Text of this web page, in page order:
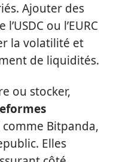
Ajouter des
ou l’EURC
la volatilité et
de liquidités.
ou stocker,
comme Bitpanda,
Elles